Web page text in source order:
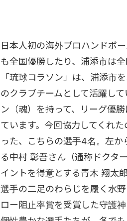
日本人初の海外プロハンドボ
も全国優勝したり、浦添市は
「琉球コラソン」は、浦添市
のクラブチームとして活躍し
ン（魂）を持って、リーグ優
ています。今回協力してくれ
った、こちらの選手4名。左
る中村 彰吾さん（通称ドクタ
イントを得意とする青木 翔太
選手の二足のわらじを履く水
ロー阻止率賞を受賞した守護